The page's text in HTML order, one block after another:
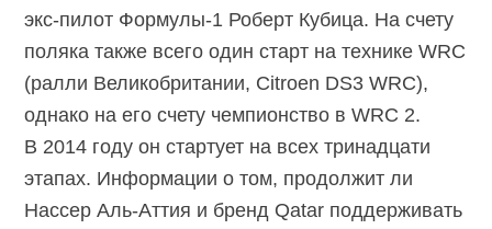
экс-пилот Формулы-1 Роберт Кубица. На счету
поляка также всего один старт на технике WRC
(ралли Великобритании, Citroen DS3 WRC),
однако на его счету чемпионство в WRC 2.
В 2014 году он стартует на всех тринадцати
этапах. Информации о том, продолжит ли
Нассер Аль-Аттия и бренд Qatar поддерживать